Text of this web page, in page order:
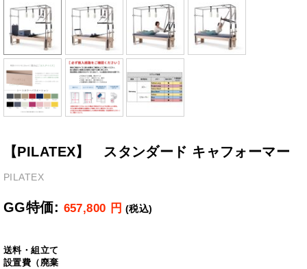
【PILATEX】 スタンダード キャフォーマー
PILATEX
GG特価: 657,800 円 (税込)
送料・組立て
設置費（廃棄